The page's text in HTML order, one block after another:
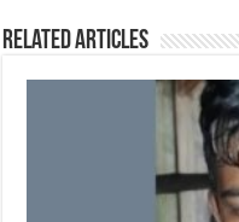
Related Articles